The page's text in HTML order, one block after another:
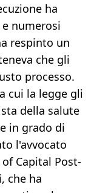
ha
numerosi
respinto un
che gli
processo.
cui la legge gli
della salute
in grado di
l'avvocato
Capital Post-
che ha